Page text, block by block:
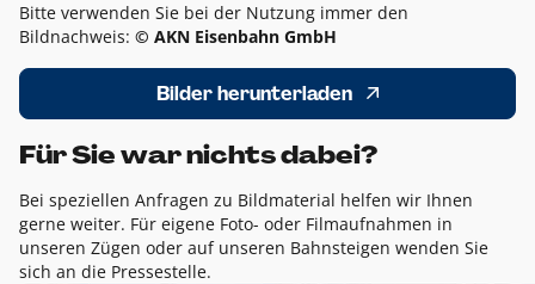
Bitte verwenden Sie bei der Nutzung immer den
Bildnachweis: © AKN Eisenbahn GmbH
Bilder herunterladen
Für Sie war nichts dabei?
Bei speziellen Anfragen zu Bildmaterial helfen wir Ihnen
gerne weiter. Für eigene Foto- oder Filmaufnahmen in
unseren Zügen oder auf unseren Bahnsteigen wenden Sie
sich an die Pressestelle.